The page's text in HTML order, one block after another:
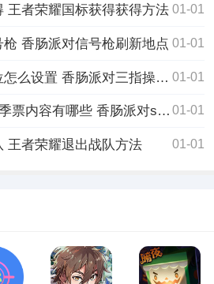
王者荣耀国标获得获得方法 01-01
香肠派对信号枪刷新地点 01-01
香肠派对三指操作键位怎么设置 香肠派对三指操作键位设置方法 01-01
香肠派对ss5赛季皮肤季票内容有哪些 香肠派对ss5赛季皮肤季票内容讲解 01-01
王者荣耀退出战队方法 01-01